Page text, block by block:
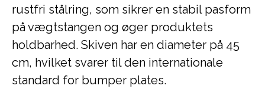
rustfri stålring, som sikrer en stabil pasform
på vægtstangen og øger produktets
holdbarhed. Skiven har en diameter på 45
cm, hvilket svarer til den internationale
standard for bumper plates.